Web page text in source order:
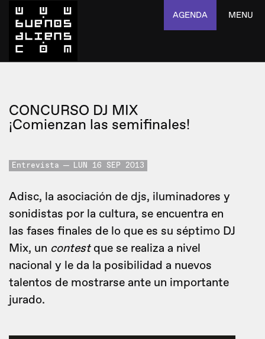
AGENDA MENU
CONCURSO DJ MIX
¡Comienzan las semifinales!
Entrevista LUN 16 SEP 2013
Adisc, la asociación de djs, iluminadores y
sonidistas por la cultura, se encuentra en
las fases finales de lo que es su séptimo DJ
Mix, un contest que se realiza a nivel
nacional y le da la posibilidad a nuevos
talentos de mostrarse ante un importante
jurado.